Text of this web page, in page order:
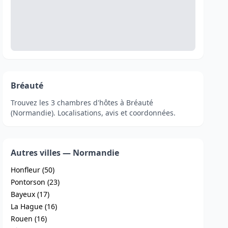
Bréauté
Trouvez les 3 chambres d'hôtes à Bréauté
(Normandie). Localisations, avis et coordonnées.
Autres villes — Normandie
Honfleur (50)
Pontorson (23)
Bayeux (17)
La Hague (16)
Rouen (16)